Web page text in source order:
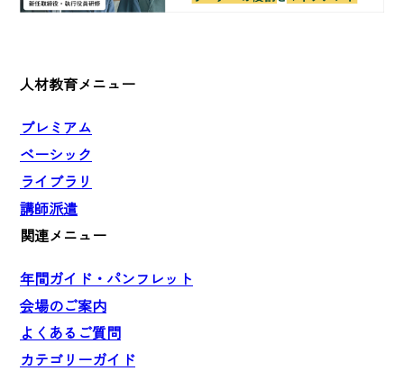
人材教育メニュー
プレミアム
ベーシック
ライブラリ
講師派遣
関連メニュー
年間ガイド・パンフレット
会場のご案内
よくあるご質問
カテゴリーガイド